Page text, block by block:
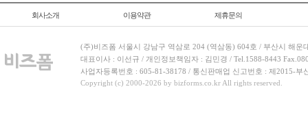
회사소개 이용약관 제휴문의
(주)비즈폼 서울시 강남구 역삼로 204 (역삼동) 604호 / 부산시 해운
대표이사 : 이선규 / 개인정보책임자 : 김민경 / Tel.1588-8443
사업자등록번호 : 605-81-38178 / 통신판매업 신고번호 : 제2015-부
Copyright (c) 2000-2026 by bizforms.co.kr All rights reserved.